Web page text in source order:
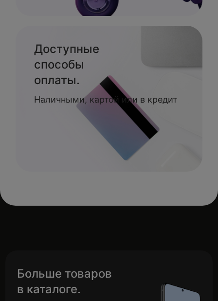
Доступные
способы
оплаты.
Наличными, картой или в кредит
Больше товаров
в каталоге.